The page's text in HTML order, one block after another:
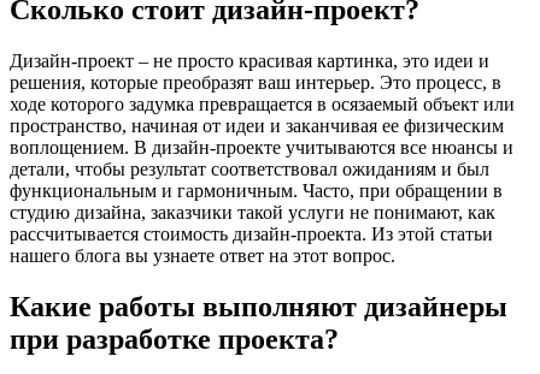
Сколько стоит дизайн-проект?
Дизайн-проект – не просто красивая картинка, это идеи и
решения, которые преобразят ваш интерьер. Это процесс, в
ходе которого задумка превращается в осязаемый объект или
пространство, начиная от идеи и заканчивая ее физическим
воплощением. В дизайн-проекте учитываются все нюансы и
детали, чтобы результат соответствовал ожиданиям и был
функциональным и гармоничным. Часто, при обращении в
студию дизайна, заказчики такой услуги не понимают, как
рассчитывается стоимость дизайн-проекта. Из этой статьи
нашего блога вы узнаете ответ на этот вопрос.
Какие работы выполняют дизайнеры
при разработке проекта?